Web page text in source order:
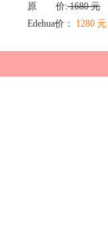
原 价:1680 元
Edehua价：
1280 元